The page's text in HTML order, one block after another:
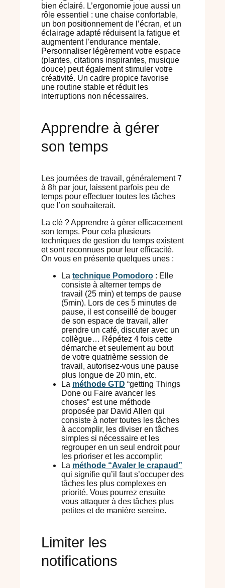
bien éclairé. L’ergonomie joue aussi un
rôle essentiel : une chaise confortable,
un bon positionnement de l’écran, et un
éclairage adapté réduisent la fatigue et
augmentent l’endurance mentale.
Personnaliser légèrement votre espace
(plantes, citations inspirantes, musique
douce) peut également stimuler votre
créativité. Un cadre propice favorise
une routine stable et réduit les
interruptions non nécessaires.
Apprendre à gérer
son temps
Les journées de travail, généralement 7
à 8h par jour, laissent parfois peu de
temps pour effectuer toutes les tâches
que l’on souhaiterait.
La clé ? Apprendre à gérer efficacement
son temps. Pour cela plusieurs
techniques de gestion du temps existent
et sont reconnues pour leur efficacité.
On vous en présente quelques unes :
La technique Pomodoro : Elle
consiste à alterner temps de
travail (25 min) et temps de pause
(5min). Lors de ces 5 minutes de
pause, il est conseillé de bouger
de son espace de travail, aller
prendre un café, discuter avec un
collègue… Répétez 4 fois cette
démarche et seulement au bout
de votre quatrième session de
travail, autorisez-vous une pause
plus longue de 20 min, etc.
La méthode GTD “getting Things
Done ou Faire avancer les
choses” est une méthode
proposée par David Allen qui
consiste à noter toutes les tâches
à accomplir, les diviser en tâches
simples si nécessaire et les
regrouper en un seul endroit pour
les prioriser et les accomplir;
La méthode “Avaler le crapaud”
qui signifie qu’il faut s’occuper des
tâches les plus complexes en
priorité. Vous pourrez ensuite
vous attaquer à des tâches plus
petites et de manière sereine.
Limiter les
notifications